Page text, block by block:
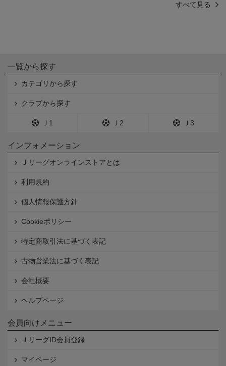
すべて見る
一覧から探す
カテゴリから探す
クラブから探す
Ｊ1 Ｊ2 Ｊ3
インフォメーション
Ｊリーグオンラインストアとは
利用規約
個人情報保護方針
Cookieポリシー
特定商取引法に基づく表記
古物営業法に基づく表記
会社概要
ヘルプページ
会員向けメニュー
ＪリーグID会員登録
マイページ